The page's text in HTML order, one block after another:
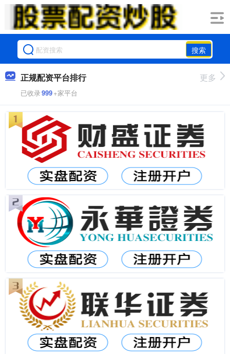
搜索
正规配资平台排行
已收录999+家平台
更多